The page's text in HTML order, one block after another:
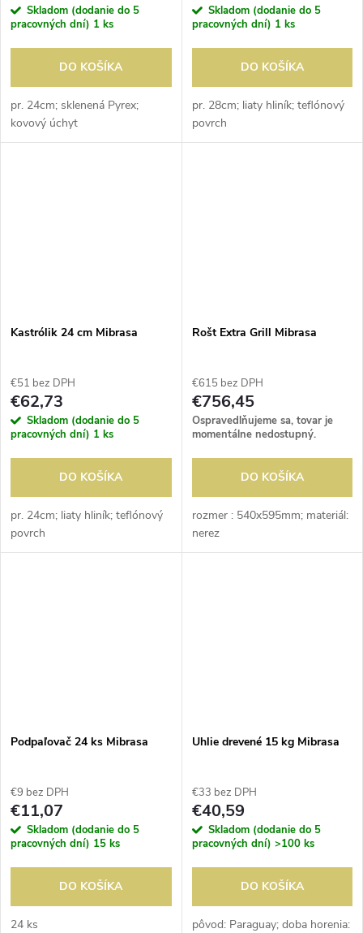
Skladom (dodanie do 5
pracovných dní) 1 ks
DO KOŠÍKA
pr. 24cm; sklenená Pyrex;
kovový úchyt
Skladom (dodanie do 5
pracovných dní) 1 ks
DO KOŠÍKA
pr. 28cm; liaty hliník; teflónový
povrch
Kastrólik 24 cm Mibrasa
€51 bez DPH
€62,73
Skladom (dodanie do 5
pracovných dní) 1 ks
DO KOŠÍKA
pr. 24cm; liaty hliník; teflónový
povrch
Rošt Extra Grill Mibrasa
€615 bez DPH
€756,45
Ospravedlňujeme sa, tovar je
momentálne nedostupný.
DO KOŠÍKA
rozmer : 540x595mm; materiál:
nerez
Podpaľovač 24 ks Mibrasa
€9 bez DPH
€11,07
Skladom (dodanie do 5
pracovných dní) 15 ks
DO KOŠÍKA
24 ks
Uhlie drevené 15 kg Mibrasa
€33 bez DPH
€40,59
Skladom (dodanie do 5
pracovných dní) >100 ks
DO KOŠÍKA
pôvod: Paraguay; doba horenia: